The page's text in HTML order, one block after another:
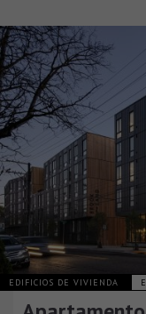
EDIFICIOS DE VIVIENDA